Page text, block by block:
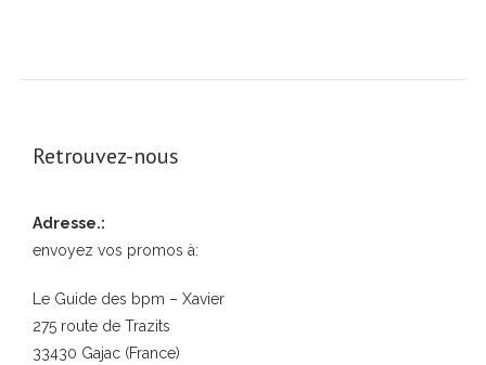
Retrouvez-nous
Adresse.:
envoyez vos promos à:
Le Guide des bpm – Xavier
275 route de Trazits
33430 Gajac (France)